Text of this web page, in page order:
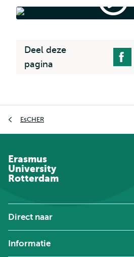
Interview
prof.
Eddy
Deel deze
pagina
EsCHER
Erasmus
University
Rotterdam
Direct naar
Informatie